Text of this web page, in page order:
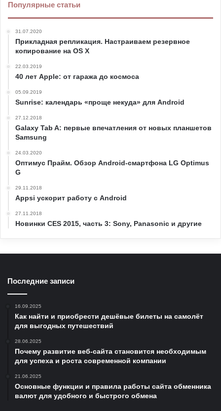
Популярные статьи
31.07.2020
Прикладная репликация. Настраиваем резервное
копирование на OS X
22.03.2019
40 лет Apple: от гаража до космоса
05.09.2019
Sunrise: календарь «проще некуда» для Android
27.12.2018
Galaxy Tab A: первые впечатления от новых планшетов
Samsung
24.03.2020
Оптимус Прайм. Обзор Android-смартфона LG Optimus
G
29.11.2018
Appsi ускорит работу с Android
27.11.2018
Новинки CES 2015, часть 3: Sony, Panasonic и другие
Последние записи
16.09.2025
Как найти и приобрести дешёвые билеты на самолёт
для выгодных путешествий
28.06.2025
Почему развитие веб-сайта становится необходимым
для успеха и роста современной компании
21.06.2025
Основные функции и правила работы сайта обменника
валют для удобного и быстрого обмена